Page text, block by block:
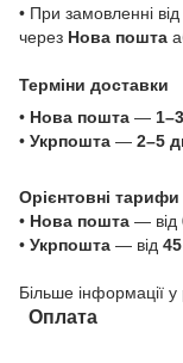
• При замовленні від
через Нова пошта
Терміни доставки
• Нова пошта —
• Укрпошта — 2–5
Орієнтовні тарифи
• Нова пошта — від
• Укрпошта — від
Більше інформації у
Оплата